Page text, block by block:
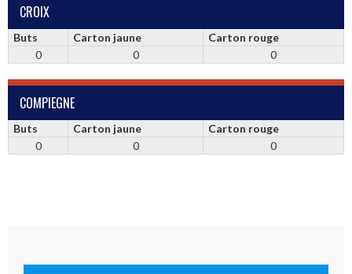
CROIX
Buts Carton jaune
Carton rouge
0
0 0
COMPIEGNE
Buts Carton jaune
Carton rouge
0
0 0